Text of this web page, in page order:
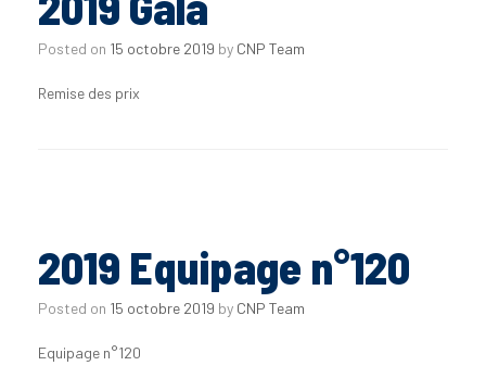
Posted on 15 octobre 2019 by CNP Team
Remise des prix
2019 Equipage n°120
Posted on 15 octobre 2019 by CNP Team
Equipage n°120